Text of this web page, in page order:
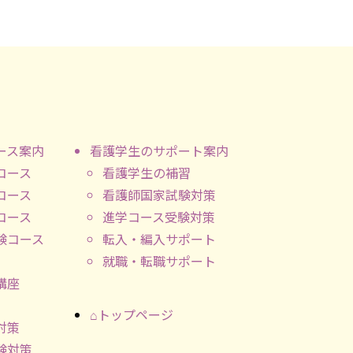
ス案内
ース
ース
ース
コース
座
策
対策
看護学生のサポート案内
看護学生の補習
看護師国家試験対策
進学コース受験対策
転入・編入サポート
就職・転職サポート
⌂トップページ